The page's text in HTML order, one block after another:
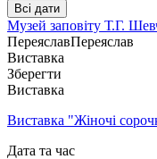
Всі дати
Музей заповіту Т.Г.
ПереяславПереяслав
Виставка
Зберегти
Виставка
Виставка "Жіночі
Дата та час